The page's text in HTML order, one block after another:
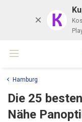
K
Hamburg
Die 25
Nähe